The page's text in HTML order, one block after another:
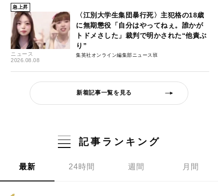
急上昇
ニュース
2026.08.08
〈江別大学生集団暴行死〉主犯格の18歳
に無期懲役「自分はやってねぇ。誰かが
トドメさした」裁判で明かされた“他責ぶ
り”
集英社オンライン編集部ニュース班
新着記事一覧を見る
記事ランキング
最新 24時間 週間 月間